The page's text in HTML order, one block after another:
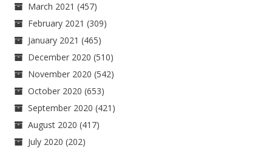
March 2021 (457)
February 2021 (309)
January 2021 (465)
December 2020 (510)
November 2020 (542)
October 2020 (653)
September 2020 (421)
August 2020 (417)
July 2020 (202)